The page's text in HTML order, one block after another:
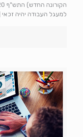
למעגל העבודה יהיה זכאי